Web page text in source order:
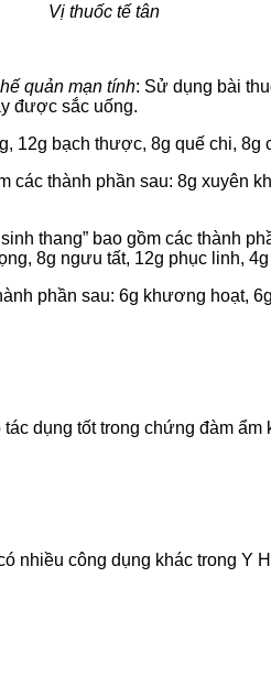
Vị thuốc tế tân
quản mạn tính: Sử dụng bài
được sắc uống.
12g bạch thược, 8g quế chi,
các thành phần sau: 8g xuyên
thang” bao gồm các thành
8g ngưu tất, 12g phục linh,
phần sau: 6g khương hoạt,
dụng tốt trong chứng đàm
nhiều công dụng khác trong Y